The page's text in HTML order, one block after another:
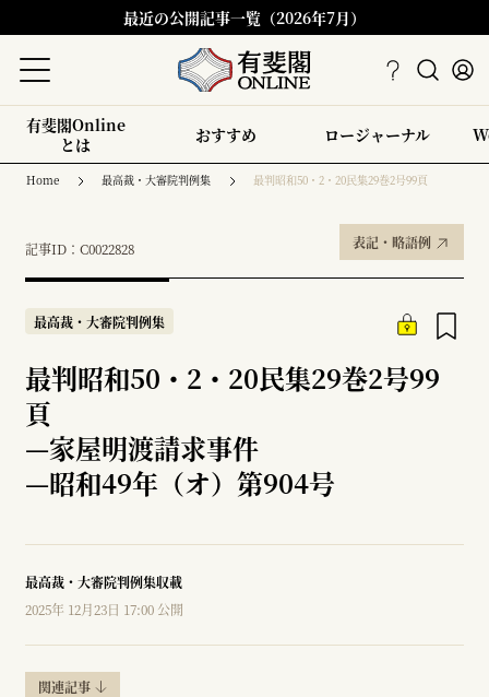
最近の公開記事一覧（2026年7月）
有斐閣Online
とは
おすすめ ロージャーナル
Home 最高裁・大審院判例集 最判昭和50・2・20民集29巻2号99頁
記事ID：C0022828 表記・略語例
最高裁・大審院判例集
最判昭和50・2・20民集29巻2号99
頁
—家屋明渡請求事件
—昭和49年（オ）第904号
最高裁・大審院判例集収載
2025年 12月23日 17:00 公開
関連記事